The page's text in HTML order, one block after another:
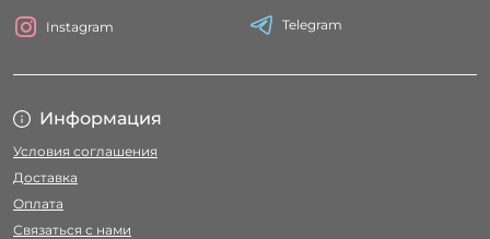
Информация
Условия соглашения
Доставка
Оплата
Связаться с нами
Instagram Telegram